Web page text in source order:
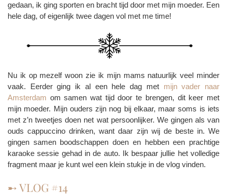
gedaan, ik ging sporten en bracht tijd door met mijn moeder. Een
hele dag, of eigenlijk twee dagen vol met me time!
Nu ik op mezelf woon zie ik mijn mams natuurlijk veel minder
vaak. Eerder ging ik al een hele dag met mijn vader naar
Amsterdam om samen wat tijd door te brengen, dit keer met
mijn moeder. Mijn ouders zijn nog bij elkaar, maar soms is iets
met z’n tweetjes doen net wat persoonlijker. We gingen als van
ouds cappuccino drinken, want daar zijn wij de beste in. We
gingen samen boodschappen doen en hebben een prachtige
karaoke sessie gehad in de auto. Ik bespaar jullie het volledige
fragment maar je kunt wel een klein stukje in de vlog vinden.
➸ VLOG #14